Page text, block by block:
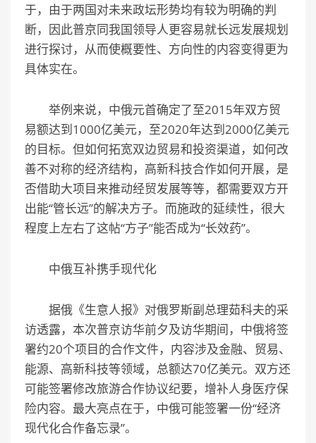
于，由于两国对未来政坛形势均有较为明确的判
断，因此普京同我国领导人更容易就长远发展规划
进行探讨，从而使概要性、方向性的内容变得更为
具体实在。
举例来说，中俄元首确定了至2015年双方贸
易额达到1000亿美元，至2020年达到2000亿美元
的目标。但如何拓宽双边贸易和投资渠道，如何改
善不对称的经济结构，高新科技合作如何开展，是
否借助大项目来推动经贸发展等等，都需要双方开
出能“管长远”的解决方子。而施政的延续性，很大
程度上左右了这帖“方子”能否成为“长效药”。
中俄互补携手现代化
据俄《生意人报》对俄罗斯副总理茹科夫的采
访透露，本次普京访华前夕及访华期间，中俄将签
署约20个项目的合作文件，内容涉及金融、贸易、
能源、高新科技等领域，总额达70亿美元。双方还
可能签署修改旅游合作协议纪要，增补人身医疗保
险内容。最大亮点在于，中俄可能签署一份“经济
现代化合作备忘录”。